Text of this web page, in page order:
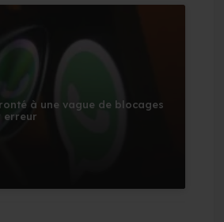
à une vague de blocages
erreur